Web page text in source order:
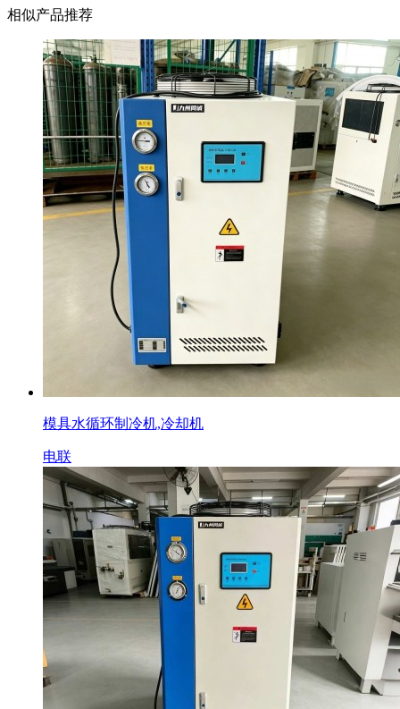
相似产品推荐
模具水循环制冷机,冷却机
电联